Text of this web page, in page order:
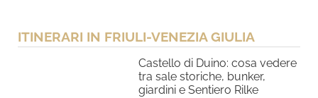
ITINERARI IN FRIULI-VENEZIA GIULIA
Castello di Duino: cosa vedere
tra sale storiche, bunker,
giardini e Sentiero Rilke